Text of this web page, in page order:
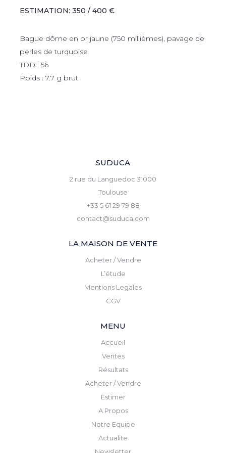
ESTIMATION: 350 / 400 €
Bague dôme en or jaune (750 millièmes), pavage de
perles de turquoise
TDD : 56
Poids : 7.7 g brut
SUDUCA
2 rue du Languedoc 31000
Toulouse
+33 5 61 29 79 88
contact@suduca.com
LA MAISON DE VENTE
Acheter / Vendre
L’étude
Mentions Legales
CGV
MENU
Accueil
Ventes
Résultats
Acheter / Vendre
Estimer
A Propos
Notre Equipe
Actualite